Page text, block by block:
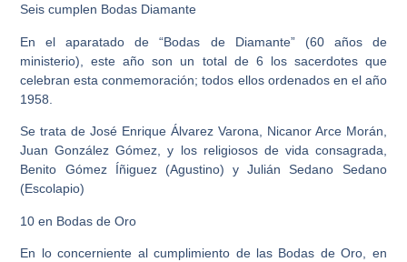
Seis cumplen Bodas Diamante
En el aparatado de “Bodas de Diamante” (60 años de
ministerio), este año son un total de 6 los sacerdotes que
celebran esta conmemoración; todos ellos ordenados en el año
1958.
Se trata de José Enrique Álvarez Varona, Nicanor Arce Morán,
Juan González Gómez, y los religiosos de vida consagrada,
Benito Gómez Íñiguez (Agustino) y Julián Sedano Sedano
(Escolapio)
10 en Bodas de Oro
En lo concerniente al cumplimiento de las Bodas de Oro, en